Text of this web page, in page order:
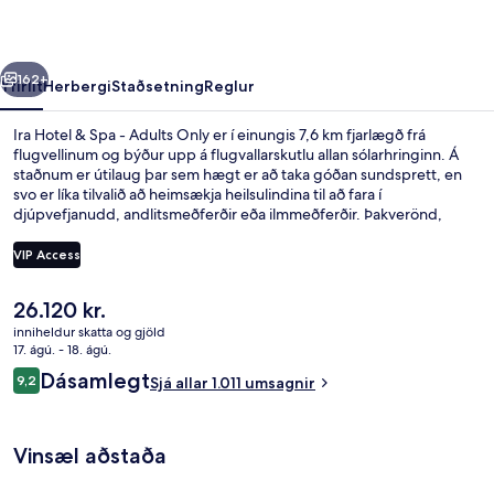
Only
Næsta
162+
YfirlitHerbergiStaðsetningReglur
Ira Hotel & Spa - Adults Only er í einungis 7,6 km fjarlægð frá
flugvellinum og býður upp á flugvallarskutlu allan sólarhringinn. Á
staðnum er útilaug þar sem hægt er að taka góðan sundsprett, en
svo er líka tilvalið að heimsækja heilsulindina til að fara í
djúpvefjanudd, andlitsmeðferðir eða ilmmeðferðir. Þakverönd,
ástand gististaðarins almennt eru meðal helstu kosta gististaðarins að
mati ferðamanna sem hafa heimsótt hann.
VIP Access
Núverandi
verð
er
26.120 kr.
26.120 kr.
inniheldur skatta og gjöld
17. ágú. - 18. ágú.
Umsagnir
9,29,2 af 10
DásamlegtSjá allar 1.011 umsagnir
Vinsæl aðstaða